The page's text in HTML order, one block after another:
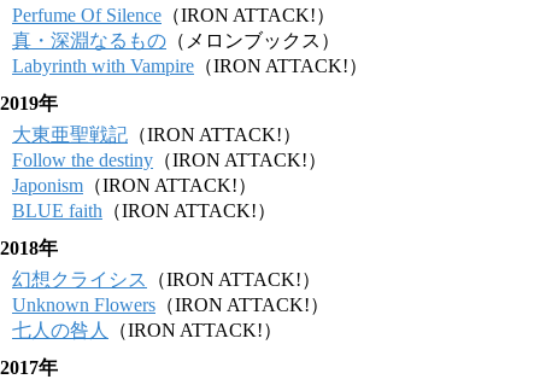
Perfume Of Silence （IRON ATTACK!）
真・深淵なるもの （メロンブックス）
Labyrinth with Vampire （IRON ATTACK!）
2019年
大東亜聖戦記 （IRON ATTACK!）
Follow the destiny （IRON ATTACK!）
Japonism （IRON ATTACK!）
BLUE faith （IRON ATTACK!）
2018年
幻想クライシス
（IRON ATTACK!）
Unknown Flowers （IRON ATTACK!）
七人の咎人
（IRON ATTACK!）
2017年